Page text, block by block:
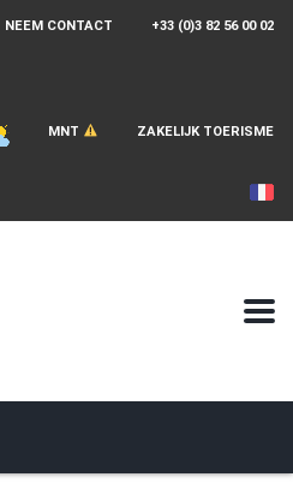
+33 (0)3 82 56 00 02
NEEM CONTACT
ZAKELIJK TOERISME
MNT